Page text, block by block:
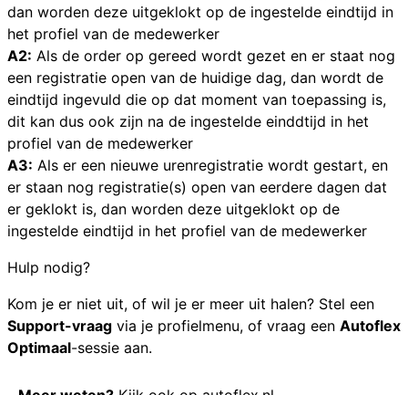
dan worden deze uitgeklokt op de ingestelde eindtijd in
het profiel van de medewerker
A2: Als de order op gereed wordt gezet en er staat nog
een registratie open van de huidige dag, dan wordt de
eindtijd ingevuld die op dat moment van toepassing is,
dit kan dus ook zijn na de ingestelde einddtijd in het
profiel van de medewerker
A3: Als er een nieuwe urenregistratie wordt gestart, en
er staan nog registratie(s) open van eerdere dagen dat
er geklokt is, dan worden deze uitgeklokt op de
ingestelde eindtijd in het profiel van de medewerker
Hulp nodig?
Kom je er niet uit, of wil je er meer uit halen? Stel een
Support-vraag via je profielmenu, of vraag een Autoflex
Optimaal-sessie aan.